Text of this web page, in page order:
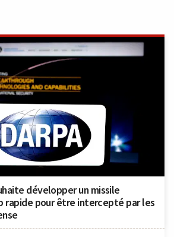
développer un missile
rapide pour être intercepté par les